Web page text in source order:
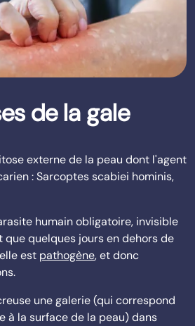
de la gale
externe de la peau dont l'agent
: Sarcoptes scabiei hominis,
humain obligatoire, invisible
quelques jours en dehors de
est pathogène, et donc
une galerie (qui correspond
à la surface de la peau) dans